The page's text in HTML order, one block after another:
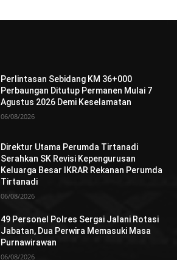
Perlintasan Sebidang KM 36+000
Perbaungan Ditutup Permanen Mulai 7
Agustus 2026 Demi Keselamatan
06/08/2026
Direktur Utama Perumda Tirtanadi
Serahkan SK Revisi Kepengurusan
Keluarga Besar IKRAR Rekanan Perumda
Tirtanadi
06/08/2026
49 Personel Polres Sergai Jalani Rotasi
Jabatan, Dua Perwira Memasuki Masa
Purnawirawan
06/08/2026